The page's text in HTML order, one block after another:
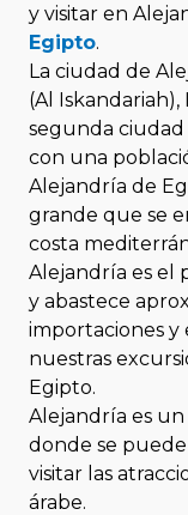
y visitar en
Egipto.
La ciudad de
(Al
segunda ciudad
con una
Alejandría de
grande que se
costa
Alejandría es el
y abastece
importaciones y
nuestras
Egipto.
Alejandría es
donde se
visitar las
árabe.